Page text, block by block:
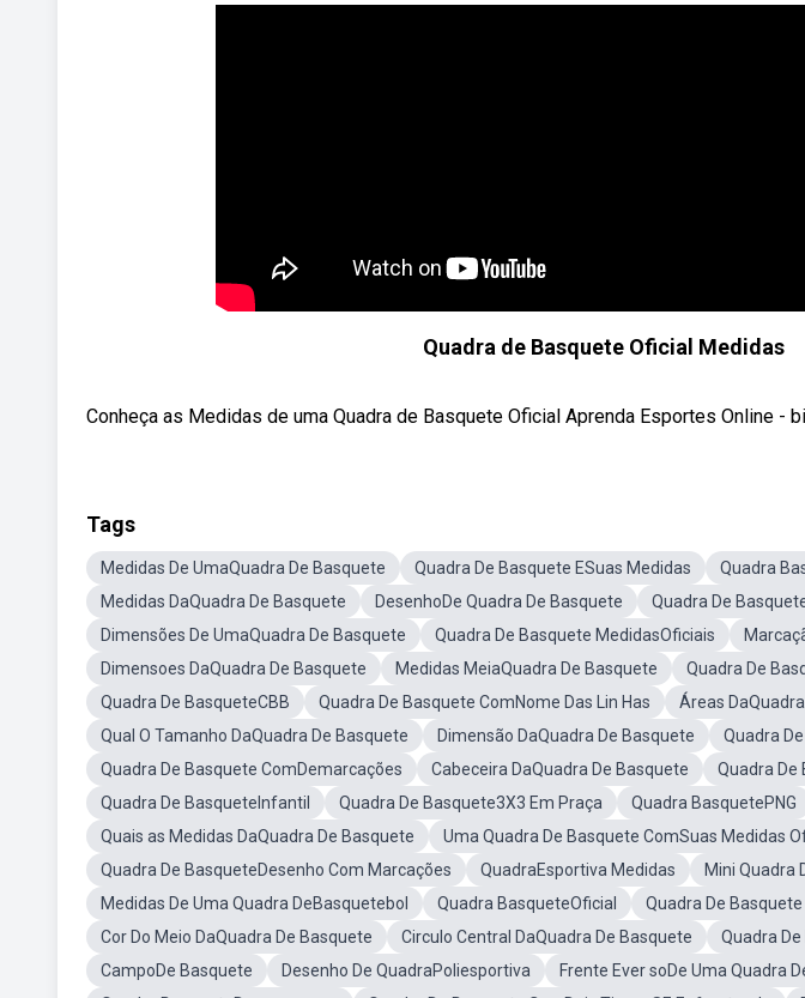
Quadra de Basquete Oficial Medidas
Conheça as Medidas de uma Quadra de Basquete Oficial Aprenda Esportes Online -
Tags
Medidas De UmaQuadra De Basquete Quadra De Basquete ESuas Medidas
Quadra
Medidas DaQuadra De Basquete
DesenhoDe Quadra De Basquete
Quadra De
Dimensões De UmaQuadra De Basquete
Quadra De Basquete MedidasOficiais
Dimensoes DaQuadra De Basquete
Medidas MeiaQuadra De Basquete
Quadra De
Quadra De BasqueteCBB
Quadra De Basquete ComNome Das Lin Has
Áreas
Qual O Tamanho DaQuadra De Basquete
Dimensão DaQuadra De Basquete
Quadra
Quadra De Basquete ComDemarcações
Cabeceira DaQuadra De Basquete
Quadra De
Quadra De BasqueteInfantil
Quadra De Basquete3X3 Em Praça
Quadra BasquetePNG
Quais as Medidas DaQuadra De Basquete
Uma Quadra De Basquete ComSuas Medidas
Quadra De BasqueteDesenho Com Marcações
QuadraEsportiva Medidas
Mini Quadra
Medidas De Uma Quadra DeBasquetebol
Quadra BasqueteOficial
Quadra De
Cor Do Meio DaQuadra De Basquete
Circulo Central DaQuadra De Basquete
Quadra
CampoDe Basquete
Desenho De QuadraPoliesportiva
Frente Ever soDe Uma Quadra